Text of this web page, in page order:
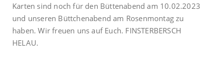
Karten sind noch für den Büttenabend am 10.02.2023
und unseren Büttchenabend am Rosenmontag zu
haben. Wir freuen uns auf Euch. FINSTERBERSCH
HELAU.